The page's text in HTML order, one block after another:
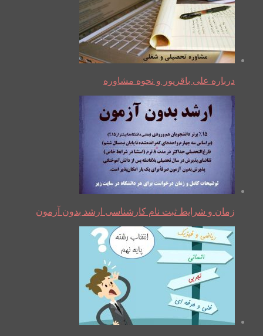
درباره علی باقرپور و نحوه مشاوره
زمان و شرایط ثبت نام کارشناسی ارشد بدون آزمون